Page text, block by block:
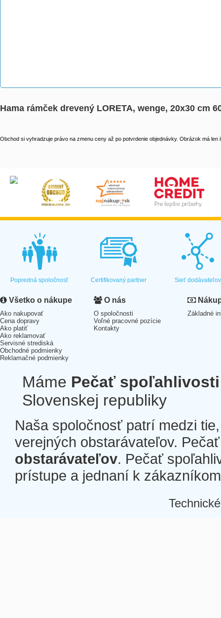
Hama rámček drevený LORETA, wenge, 20x30 cm
Obchod si vyhradzuje právo na zmenu ceny až po potvrdenie objednávky. Obrázok má len
Popredná spoločnosť Certifikovaný partner Sieť dodávateľov
Všetko o nákupe
Ako nakupovať
Cena dopravy
Ako platiť
Ako reklamovať
Servisné strediská
Obchodné podmienky
Reklamačné podmienky
O nás
O spoločnosti
Voľné pracovné pozície
Kontakty
Základné
Máme Pečať spoľahlivosti
Slovenskej republiky
Naša spoločnosť patrí medzi
verejných obstarávateľov.
obstarávateľov. Pečať
prístupe a jednaní k